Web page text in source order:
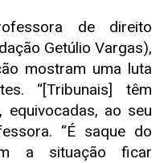
de direito
Getúlio Vargas),
mostram uma luta
“[Tribunais] têm
equivocadas, ao seu
“É saque do
a situação ficar